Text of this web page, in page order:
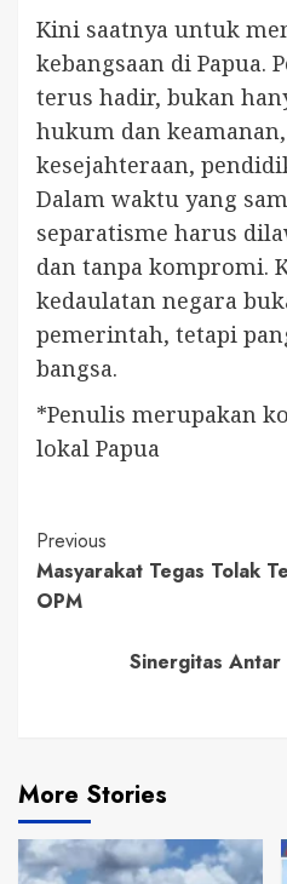
Kini saatnya untuk
kebangsaan di Papua.
terus hadir, bukan
hukum dan
kesejahteraan,
Dalam waktu yang
separatisme harus
dan tanpa kompromi.
kedaulatan negara
pemerintah, tetapi
bangsa.
*Penulis merupakan
lokal Papua
Continue
Reading
Previous
Masyarakat Tegas Tolak
OPM
Sinergitas
More Stories